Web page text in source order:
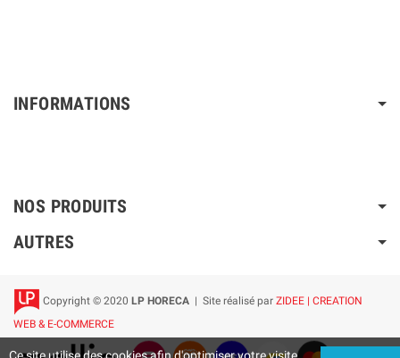
INFORMATIONS
NOS PRODUITS
AUTRES
Copyright © 2020 LP HORECA | Site réalisé par ZIDEE | CREATION
WEB & E-COMMERCE